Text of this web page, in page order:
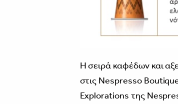
H σειρά καφέδων και
στις Nespresso
Explorations της